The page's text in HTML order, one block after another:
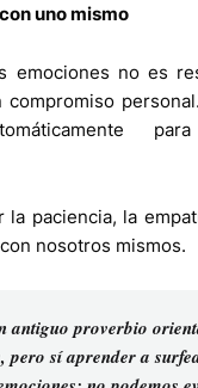
uno mismo
emociones no es
la paciencia, la
nosotros mismos.
antiguo proverbio
pero sí aprender a